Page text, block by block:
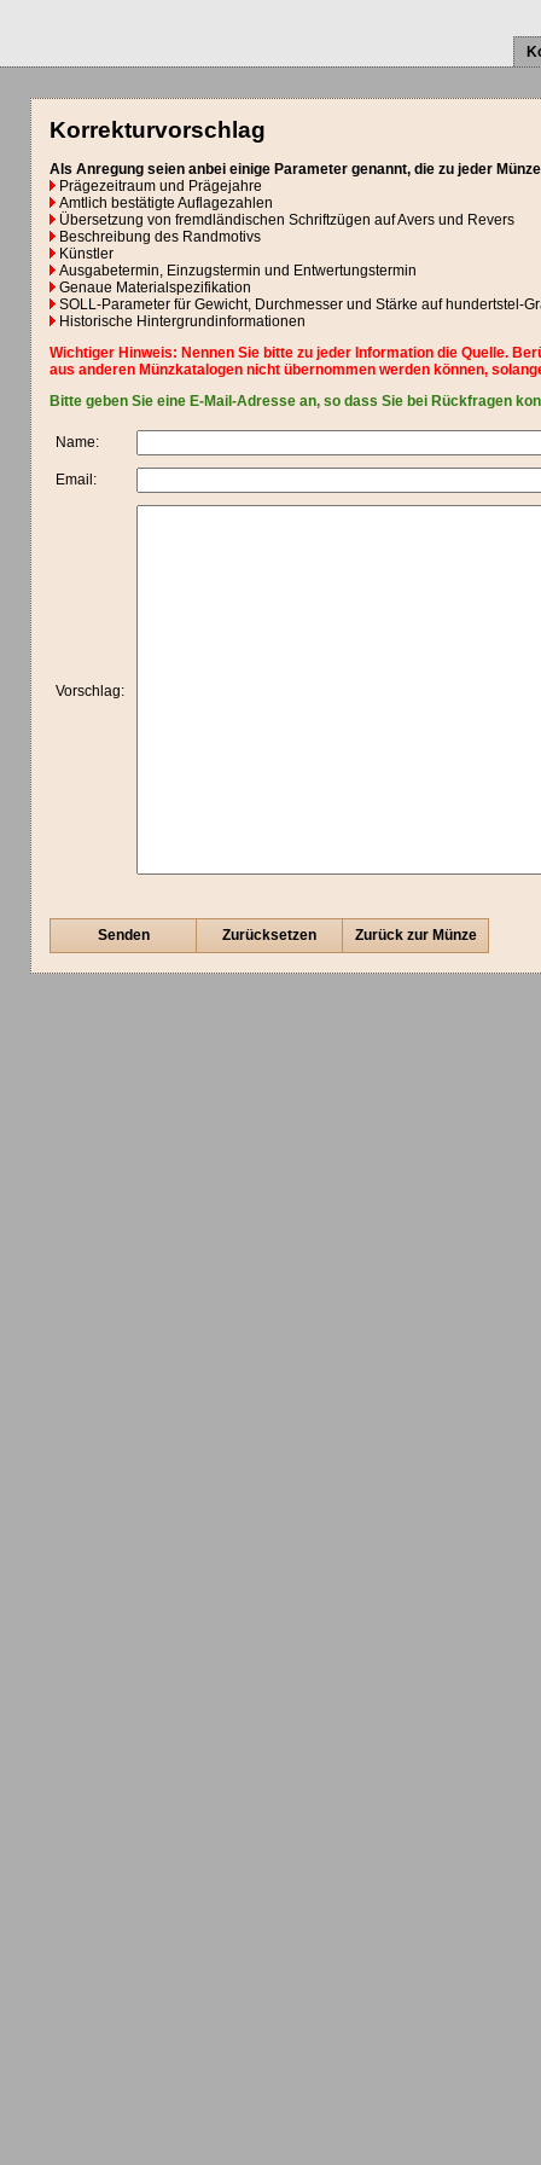
Korrekturvorschlag
Als Anregung seien anbei einige Parameter genannt, die zu jeder
Prägezeitraum und Prägejahre
Amtlich bestätigte Auflagezahlen
Übersetzung von fremdländischen Schriftzügen auf Avers und Revers
Beschreibung des Randmotivs
Künstler
Ausgabetermin, Einzugstermin und Entwertungstermin
Genaue Materialspezifikation
SOLL-Parameter für Gewicht, Durchmesser und Stärke auf hundertstel-
Historische Hintergrundinformationen
Wichtiger Hinweis: Nennen Sie bitte zu jeder Information die Quelle.
aus anderen Münzkatalogen nicht übernommen werden können,
Bitte geben Sie eine E-Mail-Adresse an, so dass Sie bei Rückfragen
Name:
Email:
Vorschlag:
Senden Zurücksetzen Zurück zur Münze